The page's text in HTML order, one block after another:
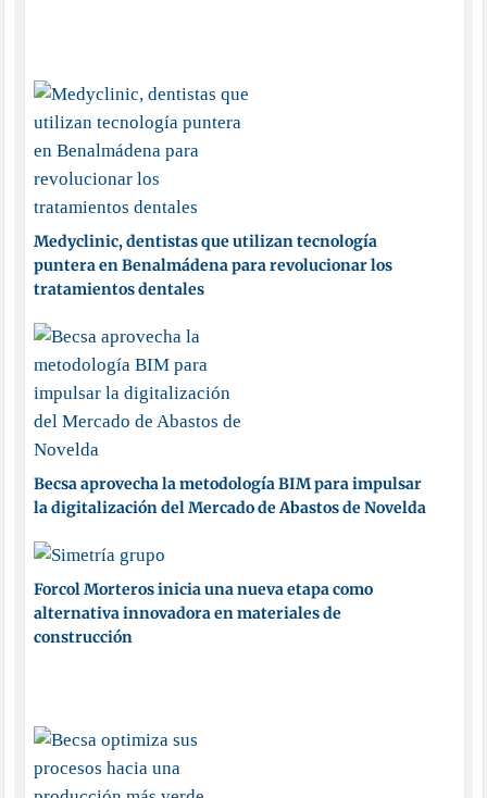
Medyclinic, dentistas que utilizan tecnología
puntera en Benalmádena para revolucionar los
tratamientos dentales
Becsa aprovecha la metodología BIM para impulsar
la digitalización del Mercado de Abastos de Novelda
Forcol Morteros inicia una nueva etapa como
alternativa innovadora en materiales de
construcción